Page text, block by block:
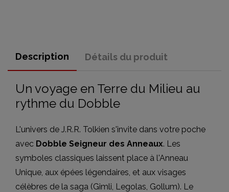
Description Détails du produit
Un voyage en Terre du Milieu au
rythme du Dobble
L'univers de J.R.R. Tolkien s'invite dans votre poche
avec Dobble Seigneur des Anneaux. Les
symboles classiques laissent place à l'Anneau
Unique, aux épées légendaires, et aux visages
célèbres de la saga (Gimli, Legolas, Gollum). Le